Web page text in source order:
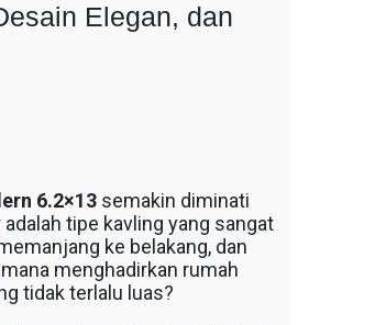
Elegan, dan
6.2×13semakin diminati
tipe kavling yang sangat
ke belakang, dan
menghadirkan rumah
tidak terlalu luas?